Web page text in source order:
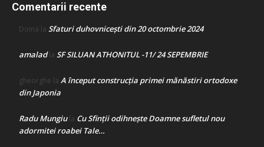
Comentarii recente
Doina la Sfaturi duhovnicești din 20 octombrie 2024
amaladla SF SILUAN ATHONITUL -11/ 24 SEPEMBRIE
gheorghe la A început construcţia primei mănăstiri ortodoxe
din Japonia
Radu Mungiula Cu Sfinții odihnește Doamne sufletul nou
adormitei roabei Tale…